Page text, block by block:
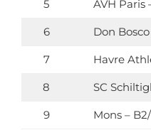
5 AVH Paris
6 Don
7 Havre
8 SC
9 Mons –